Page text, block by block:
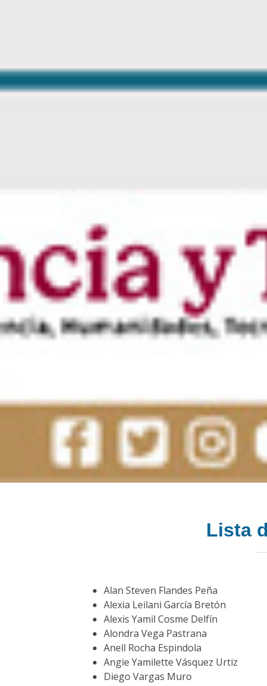
Lista
Alan Steven Flandes Peña
Alexia Leilani García Bretón
Alexis Yamil Cosme Delfín
Alondra Vega Pastrana
Anell Rocha Espindola
Angie Yamilette Vásquez Urtiz
Diego Vargas Muro